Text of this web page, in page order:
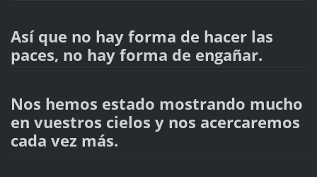
Así que no hay forma de hacer las
paces, no hay forma de engañar.
Nos hemos estado mostrando mucho
en vuestros cielos y nos acercaremos
cada vez más.